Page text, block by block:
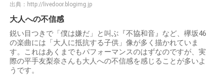
出典： http://livedoor.blogimg.jp
大人への不信感
鋭い目つきで「僕は嫌だ」と叫ぶ『不協和音』など、欅坂46
の楽曲には「大人に抵抗する子供」像が多く描かれていま
す。これはあくまでもパフォーマンスのはずなのですが、実
際の平手友梨奈さんも大人への不信感を感じることが多いよ
うです。